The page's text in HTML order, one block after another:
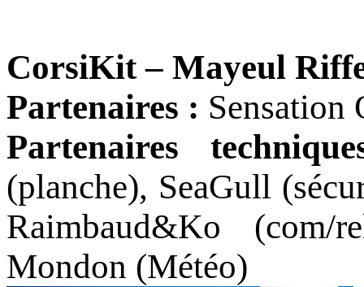
CorsiKit – Mayeul
Partenaires :
Partenaires
(planche), SeaGull
Raimbaud&Ko (com/
Mondon (Météo)